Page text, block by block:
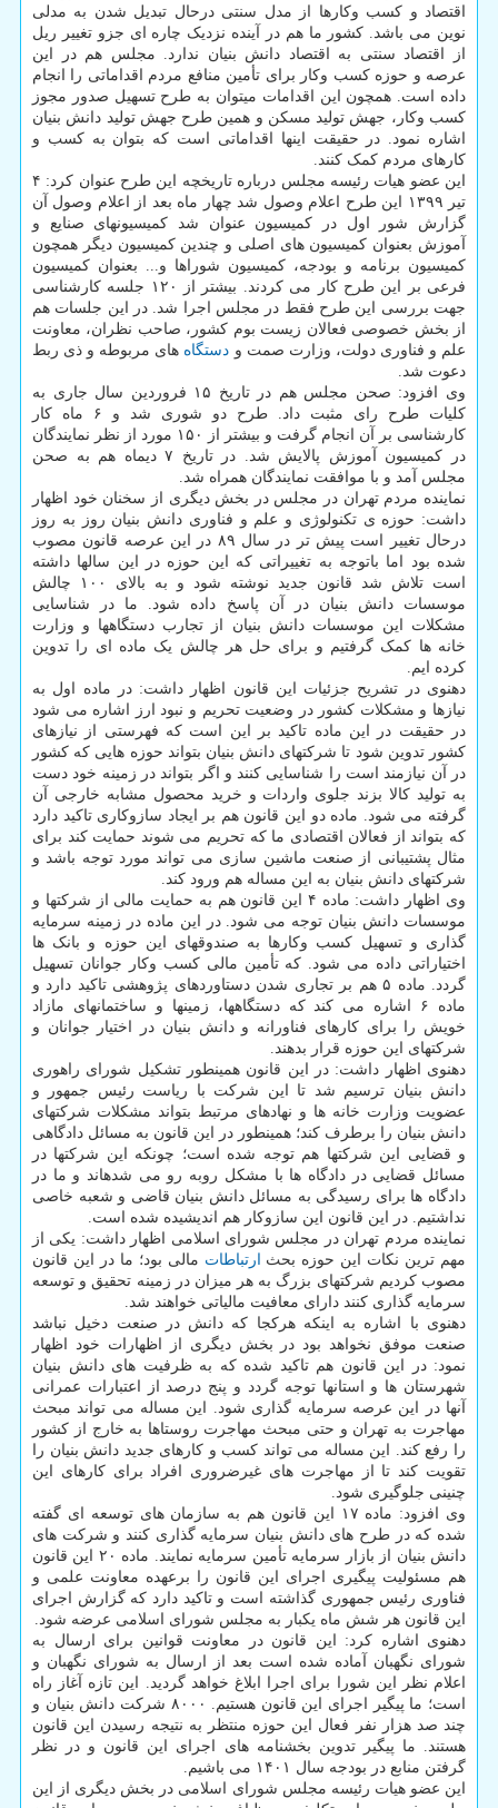
اقتصاد و کسب وکارها از مدل سنتی درحال تبدیل شدن به مدلی
نوین می باشد. کشور ما هم در آینده نزدیک چاره ای جزو تغییر ریل
از اقتصاد سنتی به اقتصاد دانش بنیان ندارد. مجلس هم در این
عرصه و حوزه کسب وکار برای تأمین منافع مردم اقداماتی را انجام
داده است. همچون این اقدامات میتوان به طرح تسهیل صدور مجوز
کسب وکار، جهش تولید مسکن و همین طرح جهش تولید دانش بنیان
اشاره نمود. در حقیقت اینها اقداماتی است که بتوان به کسب و
کارهای مردم کمک کنند.
این عضو هیات رئیسه مجلس درباره تاریخچه این طرح عنوان کرد: ۴
تیر ۱۳۹۹ این طرح اعلام وصول شد چهار ماه بعد از اعلام وصول آن
گزارش شور اول در کمیسیون عنوان شد کمیسیونهای صنایع و
آموزش بعنوان کمیسیون های اصلی و چندین کمیسیون دیگر همچون
کمیسیون برنامه و بودجه، کمیسیون شوراها و... بعنوان کمیسیون
فرعی بر این طرح کار می کردند. بیشتر از ۱۲۰ جلسه کارشناسی
جهت بررسی این طرح فقط در مجلس اجرا شد. در این جلسات هم
از بخش خصوصی فعالان زیست بوم کشور، صاحب نظران، معاونت
علم و فناوری دولت، وزارت صمت و دستگاه های مربوطه و ذی ربط
دعوت شد.
وی افزود: صحن مجلس هم در تاریخ ۱۵ فروردین سال جاری به
کلیات طرح رای مثبت داد. طرح دو شوری شد و ۶ ماه کار
کارشناسی بر آن انجام گرفت و بیشتر از ۱۵۰ مورد از نظر نمایندگان
در کمیسیون آموزش پالایش شد. در تاریخ ۷ دیماه هم به صحن
مجلس آمد و با موافقت نمایندگان همراه شد.
نماینده مردم تهران در مجلس در بخش دیگری از سخنان خود اظهار
داشت: حوزه ی تکنولوژی و علم و فناوری دانش بنیان روز به روز
درحال تغییر است پیش تر در سال ۸۹ در این عرصه قانون مصوب
شده بود اما باتوجه به تغییراتی که این حوزه در این سالها داشته
است تلاش شد قانون جدید نوشته شود و به بالای ۱۰۰ چالش
موسسات دانش بنیان در آن پاسخ داده شود. ما در شناسایی
مشکلات این موسسات دانش بنیان از تجارب دستگاهها و وزارت
خانه ها کمک گرفتیم و برای حل هر چالش یک ماده ای را تدوین
کرده ایم.
دهنوی در تشریح جزئیات این قانون اظهار داشت: در ماده اول به
نیازها و مشکلات کشور در وضعیت تحریم و نبود ارز اشاره می شود
در حقیقت در این ماده تاکید بر این است که فهرستی از نیازهای
کشور تدوین شود تا شرکتهای دانش بنیان بتواند حوزه هایی که کشور
در آن نیازمند است را شناسایی کنند و اگر بتواند در زمینه خود دست
به تولید کالا بزند جلوی واردات و خرید محصول مشابه خارجی آن
گرفته می شود. ماده دو این قانون هم بر ایجاد سازوکاری تاکید دارد
که بتواند از فعالان اقتصادی ما که تحریم می شوند حمایت کند برای
مثال پشتیبانی از صنعت ماشین سازی می تواند مورد توجه باشد و
شرکتهای دانش بنیان به این مساله هم ورود کند.
وی اظهار داشت: ماده ۴ این قانون هم به حمایت مالی از شرکتها و
موسسات دانش بنیان توجه می شود. در این ماده در زمینه سرمایه
گذاری و تسهیل کسب وکارها به صندوقهای این حوزه و بانک ها
اختیاراتی داده می شود. که تأمین مالی کسب وکار جوانان تسهیل
گردد. ماده ۵ هم بر تجاری شدن دستاوردهای پژوهشی تاکید دارد و
ماده ۶ اشاره می کند که دستگاهها، زمینها و ساختمانهای مازاد
خویش را برای کارهای فناورانه و دانش بنیان در اختیار جوانان و
شرکتهای این حوزه قرار بدهند.
دهنوی اظهار داشت: در این قانون همینطور تشکیل شورای راهوری
دانش بنیان ترسیم شد تا این شرکت با ریاست رئیس جمهور و
عضویت وزارت خانه ها و نهادهای مرتبط بتواند مشکلات شرکتهای
دانش بنیان را برطرف کند؛ همینطور در این قانون به مسائل دادگاهی
و قضایی این شرکتها هم توجه شده است؛ چونکه این شرکتها در
مسائل قضایی در دادگاه ها با مشکل روبه رو می شدهاند و ما در
دادگاه ها برای رسیدگی به مسائل دانش بنیان قاضی و شعبه خاصی
نداشتیم. در این قانون این سازوکار هم اندیشیده شده است.
نماینده مردم تهران در مجلس شورای اسلامی اظهار داشت: یکی از
مهم ترین نکات این حوزه بحث ارتباطات مالی بود؛ ما در این قانون
مصوب کردیم شرکتهای بزرگ به هر میزان در زمینه تحقیق و توسعه
سرمایه گذاری کنند دارای معافیت مالیاتی خواهند شد.
دهنوی با اشاره به اینکه هرکجا که دانش در صنعت دخیل نباشد
صنعت موفق نخواهد بود در بخش دیگری از اظهارات خود اظهار
نمود: در این قانون هم تاکید شده که به ظرفیت های دانش بنیان
شهرستان ها و استانها توجه گردد و پنج درصد از اعتبارات عمرانی
آنها در این عرصه سرمایه گذاری شود. این مساله می تواند مبحث
مهاجرت به تهران و حتی مبحث مهاجرت روستاها به خارج از کشور
را رفع کند. این مساله می تواند کسب و کارهای جدید دانش بنیان را
تقویت کند تا از مهاجرت های غیرضروری افراد برای کارهای این
چنینی جلوگیری شود.
وی افزود: ماده ۱۷ این قانون هم به سازمان های توسعه ای گفته
شده که در طرح های دانش بنیان سرمایه گذاری کنند و شرکت های
دانش بنیان از بازار سرمایه تأمین سرمایه نمایند. ماده ۲۰ این قانون
هم مسئولیت پیگیری اجرای این قانون را برعهده معاونت علمی و
فناوری رئیس جمهوری گذاشته است و تاکید دارد که گزارش اجرای
این قانون هر شش ماه یکبار به مجلس شورای اسلامی عرضه شود.
دهنوی اشاره کرد: این قانون در معاونت قوانین برای ارسال به
شورای نگهبان آماده شده است بعد از ارسال به شورای نگهبان و
اعلام نظر این شورا برای اجرا ابلاغ خواهد گردید. این تازه آغاز راه
است؛ ما پیگیر اجرای این قانون هستیم. ۸۰۰۰ شرکت دانش بنیان و
چند صد هزار نفر فعال این حوزه منتظر به نتیجه رسیدن این قانون
هستند. ما پیگیر تدوین بخشنامه های اجرای این قانون و در نظر
گرفتن منابع در بودجه سال ۱۴۰۱ می باشیم.
این عضو هیات رئیسه مجلس شورای اسلامی در بخش دیگری از این